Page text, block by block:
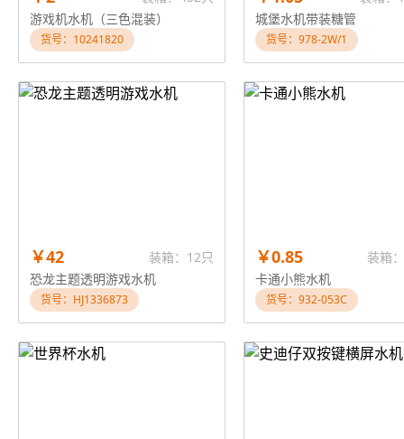
游戏机水机（三色混装）
货号：10241820
城堡水机带装糖管
货号：978-2W/1
￥42
装箱：12只
恐龙主题透明游戏水机
货号：HJ1336873
￥0.85
装箱
卡通小熊水机
货号：932-053C